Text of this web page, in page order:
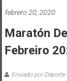
febrero 20, 2020
Maratón
Febreiro
Enviado por:Deporte